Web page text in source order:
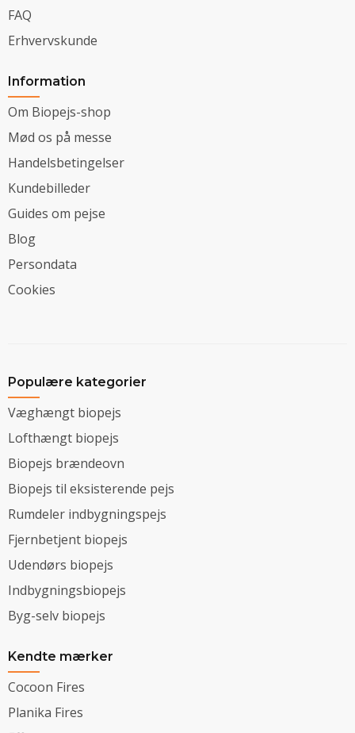
FAQ
Erhvervskunde
Information
Om Biopejs-shop
Mød os på messe
Handelsbetingelser
Kundebilleder
Guides om pejse
Blog
Persondata
Cookies
Populære kategorier
Væghængt biopejs
Lofthængt biopejs
Biopejs brændeovn
Biopejs til eksisterende pejs
Rumdeler indbygningspejs
Fjernbetjent biopejs
Udendørs biopejs
Indbygningsbiopejs
Byg-selv biopejs
Kendte mærker
Cocoon Fires
Planika Fires